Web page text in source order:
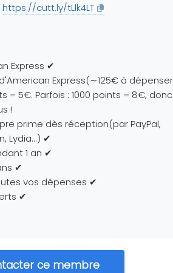
https://cutt.ly/tLlk4LT
Express ✔
Express(∼125€ à
= 5€. Parfois : 1000 points = 8€,
!
prime dès réception(par PayPal,
Lydia...) ✔
1 an ✔
✔
vos dépenses ✔
✔
ce membre